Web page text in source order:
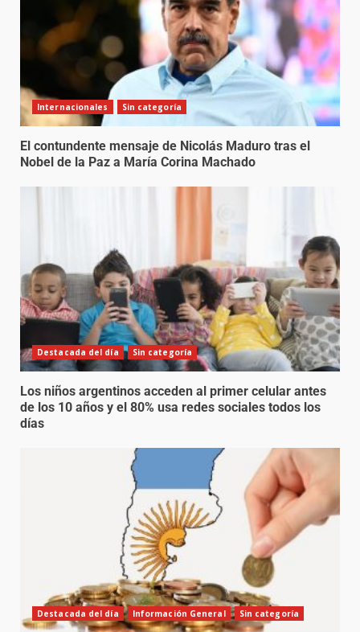
Internacionales Sin categoría
El contundente mensaje de Nicolás Maduro tras el
Nobel de la Paz a María Corina Machado
Destacada del día Sin categoría
Los niños argentinos acceden al primer celular antes
de los 10 años y el 80% usa redes sociales todos los
días
Destacada del día Información General Sin categoría